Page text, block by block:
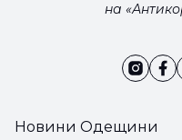
Новини Одещини
на